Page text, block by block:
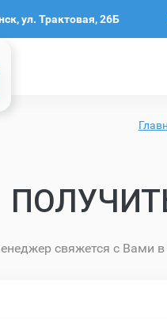
ул. Трактовая, 26Б
свяжется с Вами